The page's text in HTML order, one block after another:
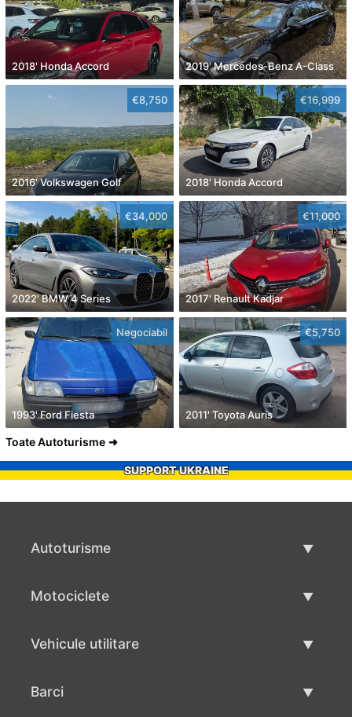
2018' Honda Accord 2019' Mercedes-Benz A-Class
€8,750
2016' Volkswagen Golf
€16,999
2018' Honda Accord
€34,000
2022' BMW 4 Series
€11,000
2017' Renault Kadjar
Negociabil
1993' Ford Fiesta
€5,750
2011' Toyota Auris
Toate Autoturisme
SUPPORT UKRAINE
Autoturisme
Motociclete
Vehicule utilitare
Barci